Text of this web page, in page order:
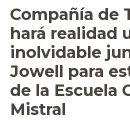
Compañía de
hará realidad
inolvidable
Jowell para
de la Escuela
Mistral